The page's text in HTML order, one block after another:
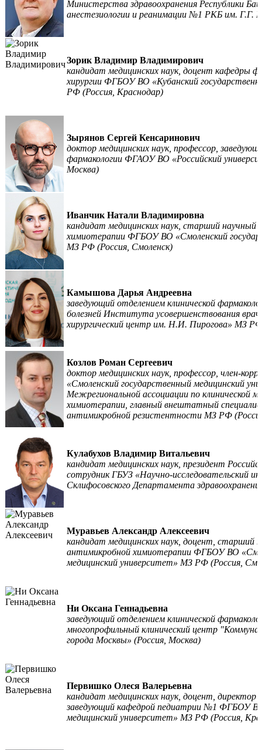
Министерства здравоохранения Республики
анестезиологии и реанимации №1 РКБ им. Г.Г.
Зорик Владимир Владимирович
кандидат медицинских наук, доцент кафедры
хирургии ФГБОУ ВО «Кубанский
РФ (Россия, Краснодар)
Зырянов Сергей Кенсаринович
доктор медицинских наук, профессор,
фармакологии ФГАОУ ВО «Российский
Москва)
Иванчик Натали Владимировна
кандидат медицинских наук, старший
химиотерапии ФГБОУ ВО «Смоленский
МЗ РФ (Россия, Смоленск)
Камышова Дарья Андреевна
заведующий отделением клинической
болезней Института усовершенствования
хирургический центр им. Н.И. Пирогова» МЗ
Козлов Роман Сергеевич
доктор медицинских наук, профессор, член-
«Смоленский государственный медицинский
Межрегиональной ассоциации по клинической
химиотерапии, главный внештатный
антимикробной резистентности МЗ РФ
Кулабухов Владимир Витальевич
кандидат медицинских наук, президент
сотрудник ГБУЗ «Научно-исследовательский
Склифосовского Департамента
Муравьев Александр Алексеевич
кандидат медицинских наук, доцент,
антимикробной химиотерапии ФГБОУ ВО
медицинский университет» МЗ РФ (Россия,
Ни Оксана Геннадьевна
заведующий отделением клинической
многопрофильный клинический центр
города Москвы» (Россия, Москва)
Первишко Олеся Валерьевна
кандидат медицинских наук, доцент,
заведующий кафедрой педиатрии №1 ФГБОУ ВО
медицинский университет» МЗ РФ (Россия,